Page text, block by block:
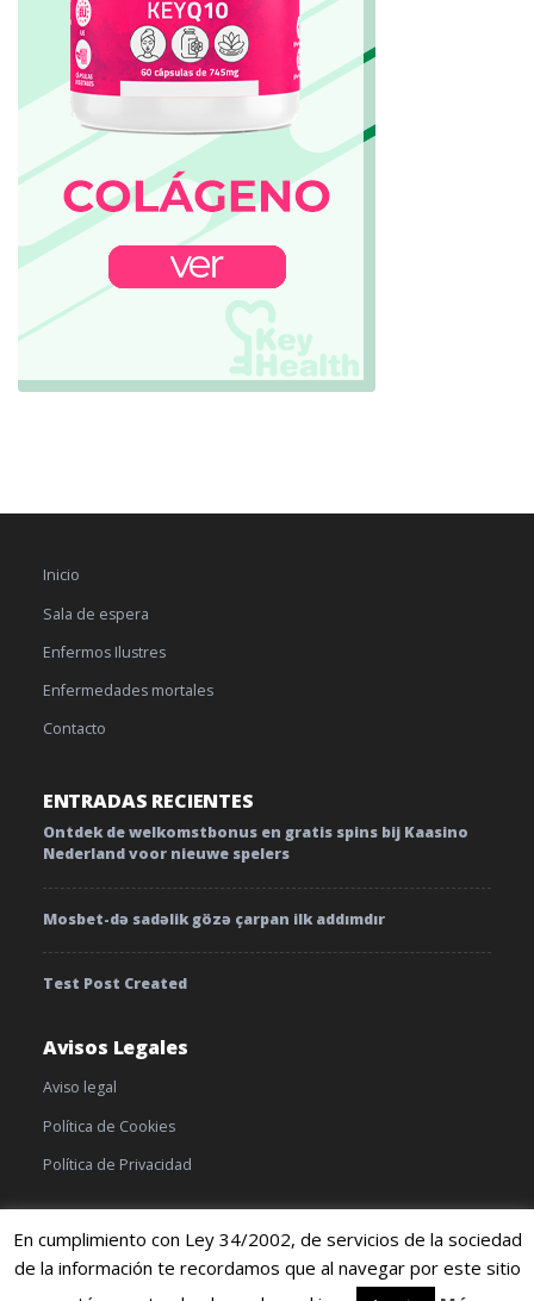
Inicio
Sala de espera
Enfermos Ilustres
Enfermedades mortales
Contacto
ENTRADAS RECIENTES
Ontdek de welkomstbonus en gratis spins bij Kaasino
Nederland voor nieuwe spelers
Mosbet-də sadəlik gözə çarpan ilk addımdır
Test Post Created
Avisos Legales
Aviso legal
Política de Cookies
Política de Privacidad
© 2019 TratamientoyEnfermedades | Cookies|Terminos y
En cumplimiento con Ley 34/2002, de servicios de la sociedad
de la información te recordamos que al navegar por este sitio